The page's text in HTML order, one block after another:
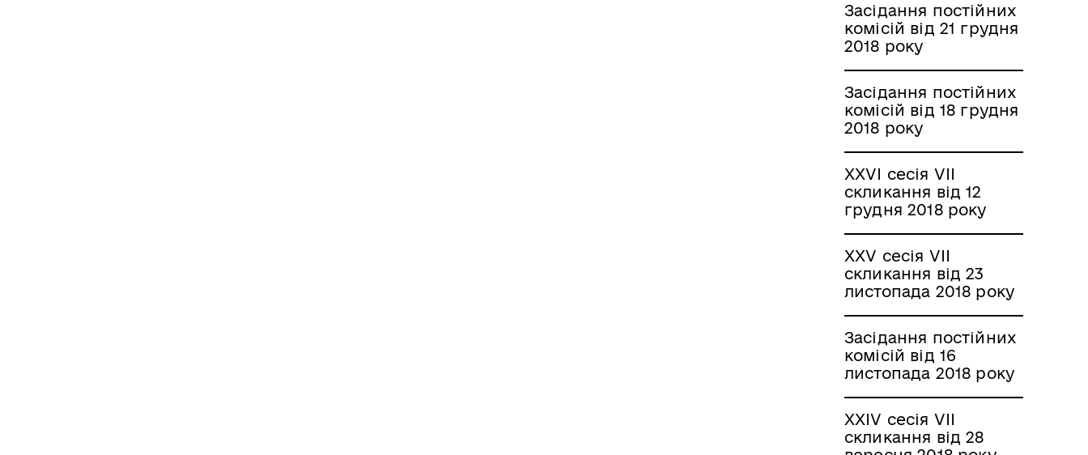
Засідання постійних
комісій від 21 грудня
2018 року
Засідання постійних
комісій від 18 грудня
2018 року
XXVI сесія VII
скликання від 12
грудня 2018 року
XXV сесія VII
скликання від 23
листопада 2018 року
Засідання постійних
комісій від 16
листопада 2018 року
XXIV сесія VII
скликання від 28